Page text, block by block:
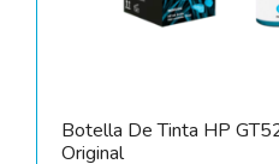
Botella De Tinta HP
Original